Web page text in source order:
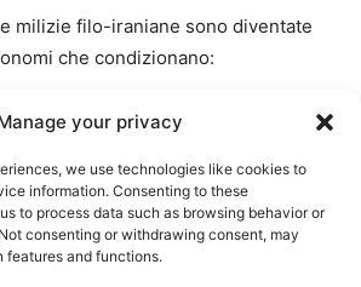
your privacy
we use technologies like cookies to
information. Consenting to these
to process data such as browsing behavior or
consenting or withdrawing consent, may
and functions.
milizie filo-iraniane sono diventate
che condizionano: